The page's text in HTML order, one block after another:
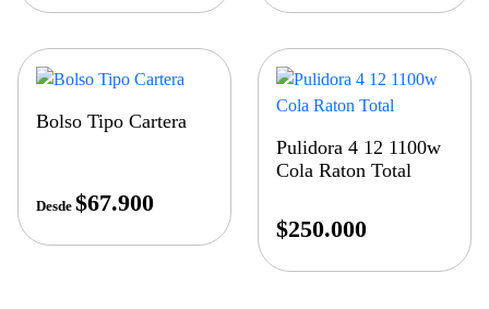
Bolso Tipo Cartera
Desde $67.900
Pulidora 4 12 1100w
Cola Raton Total
$250.000